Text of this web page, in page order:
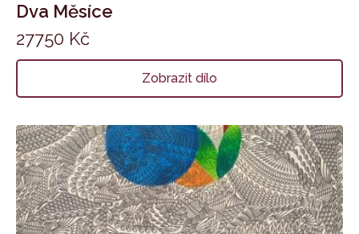
Dva Měsíce
27750 Kč
Zobrazit dílo